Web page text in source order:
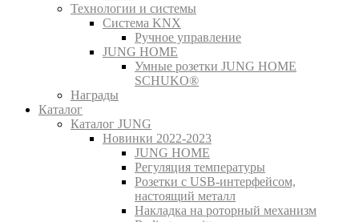
Технологии и системы
Система KNX
Ручное управление
JUNG HOME
Умные розетки JUNG HOME
SCHUKO®
Награды
Каталог
Каталог JUNG
Новинки 2022-2023
JUNG HOME
Регуляция температуры
Розетки с USB-интерфейсом,
настоящий металл
Накладка на роторный механизм